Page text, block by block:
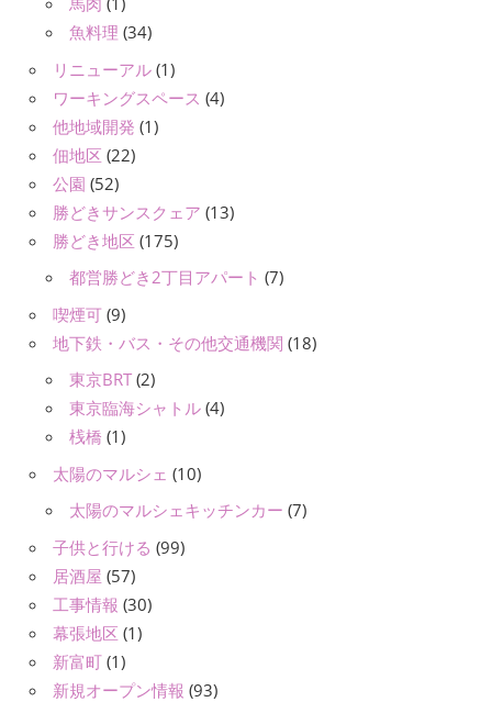
魚料理 (34)
リニューアル (1)
ワーキングスペース (4)
他地域開発 (1)
佃地区 (22)
公園 (52)
勝どきサンスクェア (13)
勝どき地区 (175)
都営勝どき2丁目アパート (7)
喫煙可 (9)
地下鉄・バス・その他交通機関 (18)
東京BRT (2)
東京臨海シャトル (4)
桟橋 (1)
太陽のマルシェ (10)
太陽のマルシェキッチンカー (7)
子供と行ける (99)
居酒屋 (57)
工事情報 (30)
幕張地区 (1)
新富町 (1)
新規オープン情報 (93)